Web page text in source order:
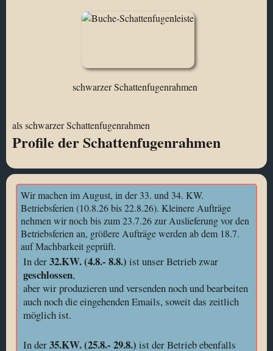
schwarzer Schattenfugenrahmen
als schwarzer Schattenfugenrahmen
Profile der Schattenfugenrahmen
Wir machen im August, in der 33. und 34. KW.
Betriebsferien (10.8.26 bis 22.8.26). Kleinere Aufträge
nehmen wir noch bis zum 23.7.26 zur Auslieferung vor den
Betriebsferien an, größere Aufträge werden ab dem 18.7.
auf Machbarkeit geprüft.
In der32.KW. (4.8.- 8.8.) ist unser Betrieb zwar
geschlossen,
aber wir produzieren und versenden noch und bearbeiten
auch noch die eingehenden Emails, soweit das zeitlich
möglich ist.
In der35.KW. (25.8.- 29.8.) ist der Betrieb ebenfalls